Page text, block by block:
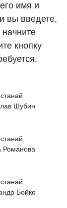
имя и
вы введете,
начните
кнопку
Шубин
Романова
Бойко